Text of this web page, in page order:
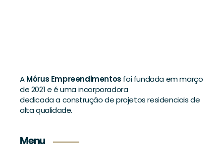
AMórus Empreendimentos foi fundada em março
de 2021 e é uma incorporadora
dedicada a construção de projetos residenciais de
alta qualidade.
Menu